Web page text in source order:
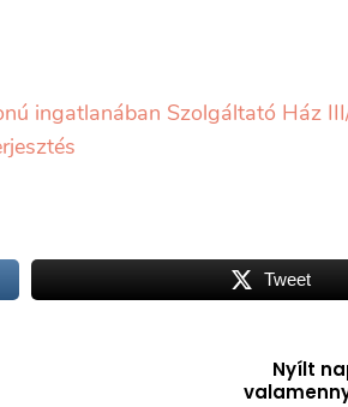
ingatlanában Szolgáltató Ház
Tweet
Nyílt